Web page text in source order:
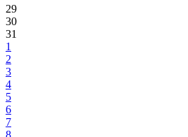
29
30
31
1
2
3
4
5
6
7